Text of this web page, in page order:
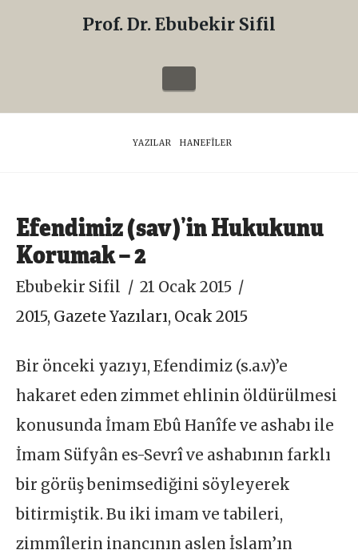
Sifil
Prof. Dr. Ebubekir Sifil
Navigation
HOME
YAZILAR HANEFÎLER
Efendimiz (sav)’in Hukukunu
Korumak – 2
Ebubekir Sifil
21 Ocak 2015
2015, Gazete Yazıları, Ocak 2015
Bir önceki yazıyı, Efendimiz (s.a.v)’e
hakaret eden zimmet ehlinin öldürülmesi
konusunda İmam Ebû Hanîfe ve ashabı ile
İmam Süfyân es-Sevrî ve ashabının farklı
bir görüş benimsediğini söyleyerek
bitirmiştik. Bu iki imam ve tabileri,
zimmîlerin inancının aslen İslam’ın